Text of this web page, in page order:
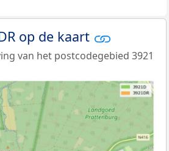
op de kaart
van het postcodegebied 3921